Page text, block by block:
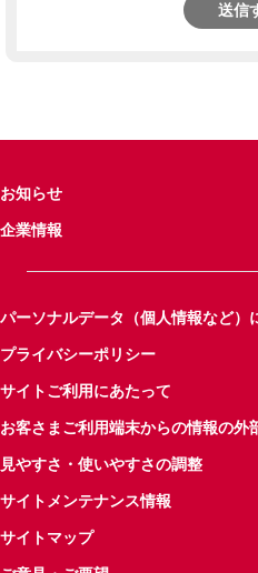
送信
お知らせ
企業情報
パーソナルデータ（個人情報など）
プライバシーポリシー
サイトご利用にあたって
お客さまご利用端末からの情報の外
見やすさ・使いやすさの調整
サイトメンテナンス情報
サイトマップ